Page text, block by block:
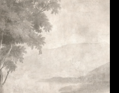
nostru atelier si care se pot
pudrata, cu intentia de a
diafana, care jubileaza la limita
de forme abstracte, ori de
pictural, acestea iti evoca
destinate sa iti aduca fericirea si
sa captiveze prin simplitate,
si eleganta. Esenta acestui